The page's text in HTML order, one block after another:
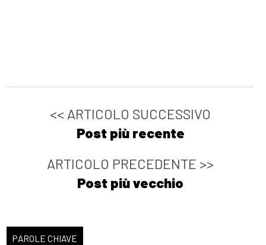
<< ARTICOLO SUCCESSIVO
Post più recente
ARTICOLO PRECEDENTE >>
Post più vecchio
PAROLE CHIAVE